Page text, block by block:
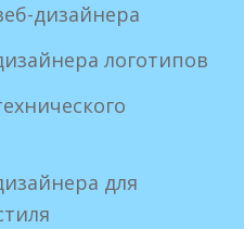
дизайнера
логотипов
для